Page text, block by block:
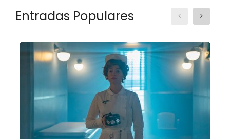
Entradas Populares